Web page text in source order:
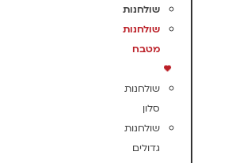
שולחנות
שולחנות
מטבח
שולחנות
סלון
שולחנות
גדולים